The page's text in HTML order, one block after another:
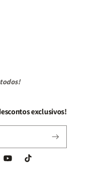
exclusivos!
YouTubeTikTok